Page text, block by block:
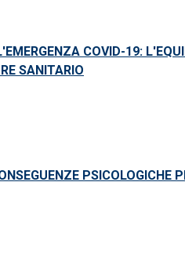
COVID-19:
SANITARIO
PSICOLOGICHE